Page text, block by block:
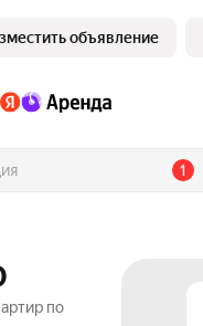
объявление
1
по